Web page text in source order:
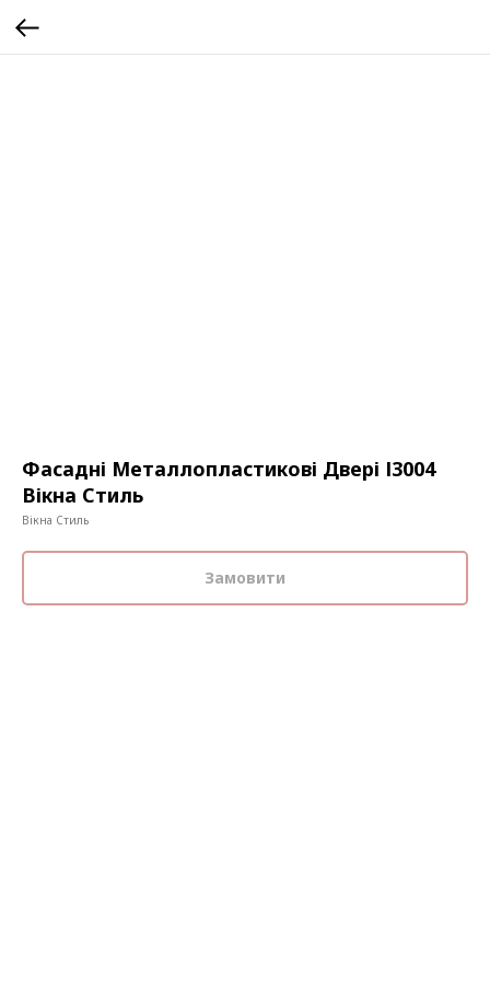
Фасадні Металлопластикові Двері І3004
Вікна Стиль
Вікна Стиль
Замовити